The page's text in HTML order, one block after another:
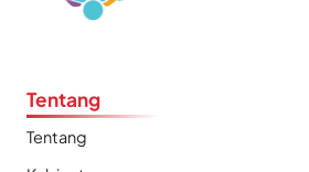
Tentang
Tentang